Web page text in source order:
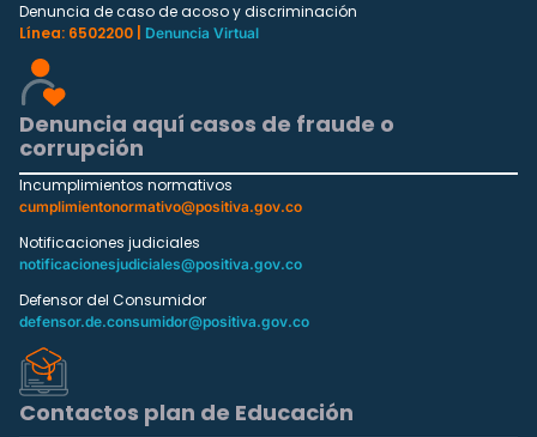
Denuncia de caso de acoso y discriminación
Línea: 6502200 |
Denuncia Virtual
Denuncia aquí casos de fraude o
corrupción
Incumplimientos normativos
cumplimientonormativo@positiva.gov.co
Notificaciones judiciales
notificacionesjudiciales@positiva.gov.co
Defensor del Consumidor
defensor.de.consumidor@positiva.gov.co
Contactos plan de Educación